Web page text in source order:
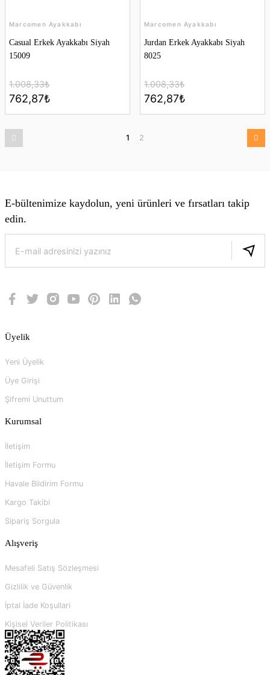
Marcomen Ayakkabı
Casual Erkek Ayakkabı Siyah
15009
762,87₺
1.008,33₺
Marcomen Ayakkabı
Jurdan Erkek Ayakkabı Siyah
8025
762,87₺
1.008,33₺
1 2
E-bültenimize kaydolun, yeni ürünleri ve fırsatları takip
edin.
Üyelik
Yeni Üyelik
Üye Girişi
Şifremi Unuttum
Kurumsal
İletişim
İletişim Formu
Havale Bildirim Formu
Kargo Takibi
Sipariş Sorgula
Alışveriş
Mesafeli Satış Sözleşmesi
Gizlilik ve Güvenlik
İptal İade Koşullari
Kişisel Veriler Politikası